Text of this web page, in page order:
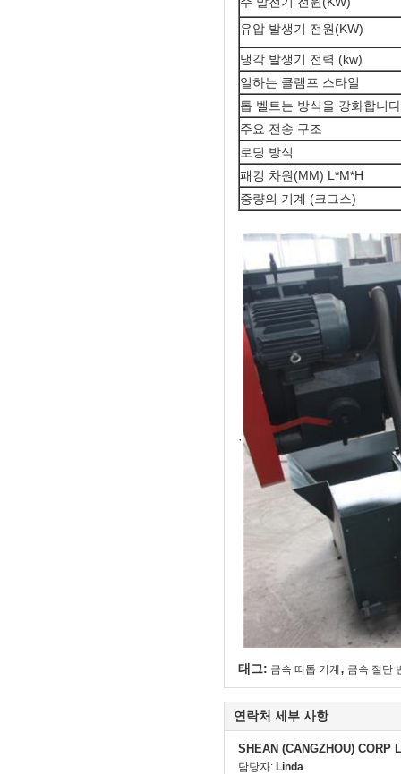
유압 발생기 전원(KW)
냉각 발생기 전력 (kw)
일하는 클램프 스타일
톱 벨트는 방식을 강화합니다
주요 전송 구조
로딩 방식
패킹 차원(MM) L*M*H
중량의 기계 (크그스)
·
태그: 금속 띠톱 기계, 금속 절단
연락처 세부 사항
SHEAN (CANGZHOU) CORP
담당자: Linda